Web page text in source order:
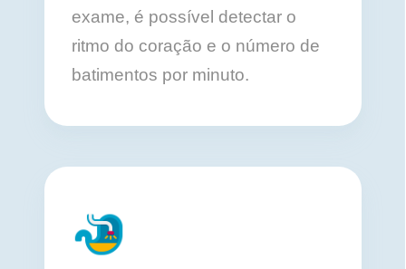
exame, é possível detectar o
ritmo do coração e o número de
batimentos por minuto.